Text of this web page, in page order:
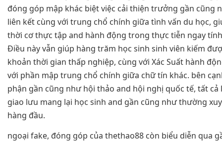
đóng góp mập khác biệt việc cải thiện trưởng gần cũng
liên kết cùng với trung chổ chính giữa tình vấn du học,
thời cơ thực tập and hành động trong thực tiễn ngay
Điều này vẫn giúp hàng trăm học sinh sinh viên kiếm
khoản thời gian thấp nghiệp, cùng với Xác Suất hành
với phần mập trung chổ chính giữa chữ tín khác. bên
phận gần cũng như hội thảo and hội nghị quốc tế, tất cả
giao lưu mang lại học sinh and gần cũng như thường
hàng đầu.
ngoại fake, đóng góp của thethao88 còn biểu diễn qua